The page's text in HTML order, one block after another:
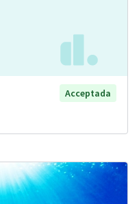
Acceptada